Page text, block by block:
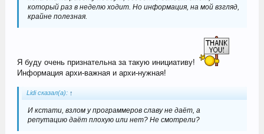
который раз в неделю ходит. Но информация, на мой взгляд,
крайне полезная.
Я буду очень признательна за такую инициативу!
Информация архи-важная и архи-нужная!
Lidi сказал(а): ↑
И кстати, взлом у программеров славу не даёт, а
репутацию даёт плохую или нет? Не смотрели?